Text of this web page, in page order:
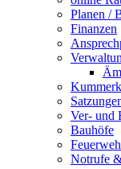
Planen /
Finanzen
Ver- und
Bauhöfe
Notrufe